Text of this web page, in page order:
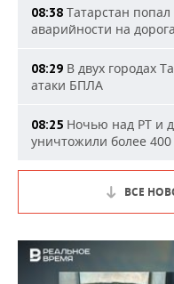
08:38 Татарстан
аварийности на
08:29 В двух городах
атаки БПЛА
08:25 Ночью над РТ и
уничтожили более
ВСЕ